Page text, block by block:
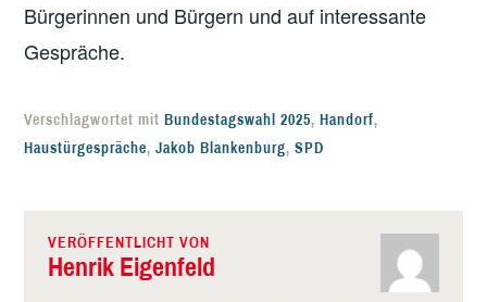
Bürgerinnen und Bürgern und auf interessante
Gespräche.
Verschlagwortet mitBundestagswahl 2025,Handorf,
Haustürgespräche,Jakob Blankenburg,SPD
VERÖFFENTLICHT VON
Henrik Eigenfeld